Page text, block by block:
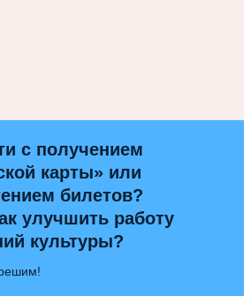
с получением
карты» или
билетов?
улучшить работу
культуры?